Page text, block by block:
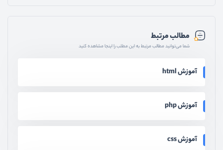
مطالب مرتبط
شما می‌توانید مطالب مرتبط به این مطلب را اینجا مشاهده کنید
آموزش html
آموزش php
آموزش css